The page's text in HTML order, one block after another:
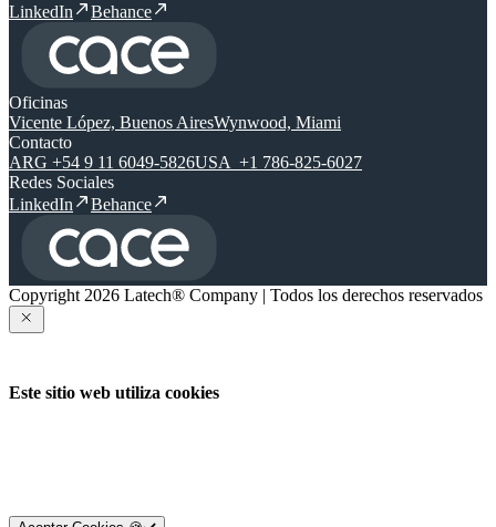
LinkedIn
Behance
Oficinas
Vicente López, Buenos AiresWynwood, Miami
Contacto
ARG +54 9 11 6049-5826USA +1 786-825-6027
Redes Sociales
LinkedIn
Behance
Copyright 2026 Latech® Company | Todos los derechos reservados
Este sitio web utiliza cookies